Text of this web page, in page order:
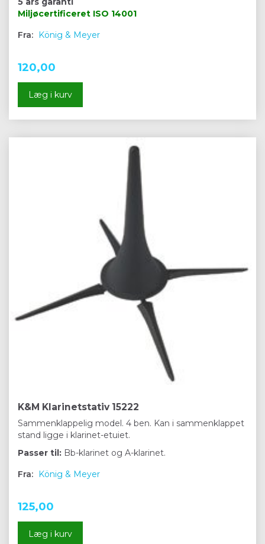
Miljøcertificeret ISO 14001
Fra: König & Meyer
120,00
Læg i kurv
K&M Klarinetstativ 15222
Sammenklappelig model. 4 ben. Kan i sammenklappet
stand ligge i klarinet-etuiet.
Passer til: Bb-klarinet og A-klarinet.
Fra: König & Meyer
125,00
Læg i kurv